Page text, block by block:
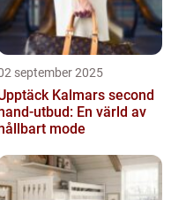
september 2025
Kalmars second
utbud: En värld av
mode